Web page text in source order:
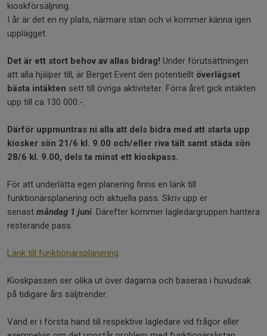
kioskförsäljning.
I år är det en ny plats, närmare stan och vi kommer känna igen
upplägget.
Det är ett stort behov av allas bidrag! Under förutsättningen
att alla hjälper till, är Berget Event den potentiellt överlägset
bästa intäkten sett till övriga aktiviteter. Förra året gick intäkten
upp till ca 130 000:-.
Därför uppmuntras ni alla att dels bidra med att starta upp
kiosker sön 21/6 kl. 9.00 och/eller riva tält samt städa sön
28/6 kl. 9.00, dels ta minst ett kioskpass.
För att underlätta egen planering finns en länk till
funktionärsplanering och aktuella pass. Skriv upp er
senast måndag 1 juni. Därefter kommer lagledargruppen hantera
resterande pass.
Länk till funktionärsplanering
Kioskpassen ser olika ut över dagarna och baseras i huvudsak
på tidigare års säljtrender.
Vänd er i första hand till respektive lagledare vid frågor eller